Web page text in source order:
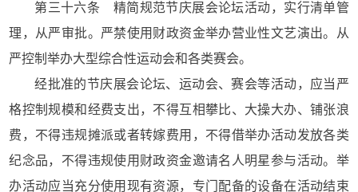
第三十六条 精简规范节庆展会论坛活动，实行清单管
理，从严审批。严禁使用财政资金举办营业性文艺演出。从
严控制举办大型综合性运动会和各类赛会。
经批准的节庆展会论坛、运动会、赛会等活动，应当严
格控制规模和经费支出，不得互相攀比、大操大办、铺张浪
费，不得违规摊派或者转嫁费用，不得借举办活动发放各类
纪念品，不得违规使用财政资金邀请名人明星参与活动。举
办活动应当充分使用现有资源，专门配备的设备在活动结束